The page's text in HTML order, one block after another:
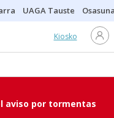
UAGA Tauste
Kiosko
aviso por tormentas